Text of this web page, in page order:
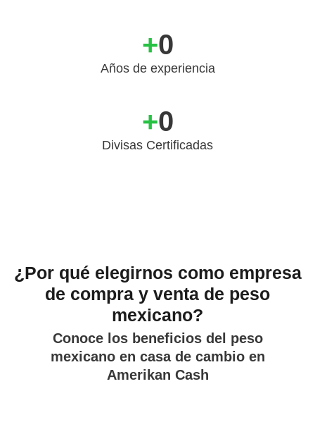
Años de experiencia
+0
Divisas Certificadas
+0
¿Por qué elegirnos como empresa
de compra y venta de peso
mexicano?
Conoce los beneficios del peso
mexicano en casa de cambio en
Amerikan Cash